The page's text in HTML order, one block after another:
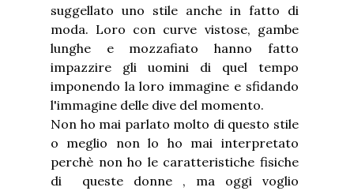
suggellato uno stile anche in fatto di
moda. Loro con curve vistose, gambe
lunghe e mozzafiato hanno fatto
impazzire gli uomini di quel tempo
imponendo la loro immagine e sfidando
l'immagine delle dive del momento.
Non ho mai parlato molto di questo stile
o meglio non lo ho mai interpretato
perchè non ho le caratteristiche fisiche
di queste donne , ma oggi voglio